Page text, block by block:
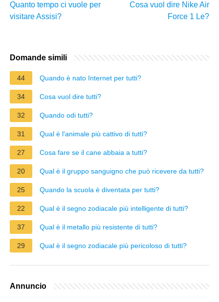
Quanto tempo ci vuole per
visitare Assisi?
Cosa vuol dire Nike Air
Force 1 Le?
Domande simili
44 Quando è nato Internet per tutti?
34 Cosa vuol dire tutti?
32 Quando odi tutti?
31 Qual è l'animale più cattivo di tutti?
27 Cosa fare se il cane abbaia a tutti?
20 Qual è il gruppo sanguigno che può ricevere da tutti?
25 Quando la scuola è diventata per tutti?
22 Qual è il segno zodiacale più intelligente di tutti?
37 Qual è il metallo più resistente di tutti?
29 Qual è il segno zodiacale più pericoloso di tutti?
Annuncio